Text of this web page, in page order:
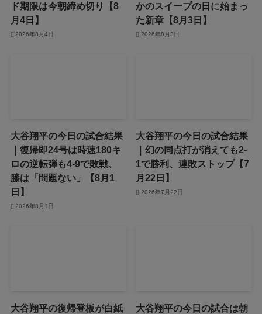
ド期限は今朝締め切り【8
月4日】
2026年8月4日
かのスイープの日に始まっ
た新章【8月3日】
2026年8月3日
大谷翔平の今日の試合結果
｜復帰即24号は時速180キ
ロの逆転弾も4-9で敗戦、
膝は「問題ない」【8月1
日】
2026年8月1日
大谷翔平の今日の試合結果
｜幻の同点打が消えても2-
1で勝利、連敗ストップ【7
月22日】
2026年7月22日
大谷翔平の復帰登板が白紙
大谷翔平の今日の試合は朝